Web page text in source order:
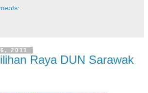
2011
Raya DUN Sarawak